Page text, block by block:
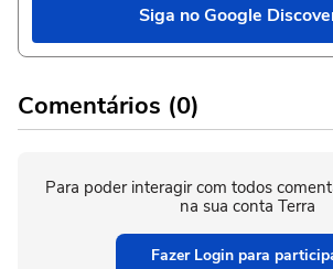
Siga no Google
Comentários (0)
Para poder interagir com todos
na sua conta Terra
Fazer Login para